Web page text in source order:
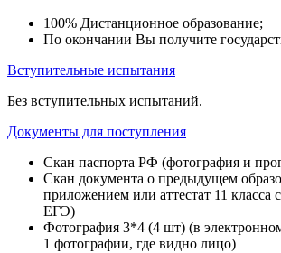
100% Дистанционное образование;
По окончании Вы получите
Вступительные испытания
Без вступительных испытаний.
Документы для поступления
Скан паспорта РФ (фотография и
Скан документа о предыдущем
приложением или аттестат 11 класса
ЕГЭ)
Фотография 3*4 (4 шт) (в
1 фотографии, где видно лицо)